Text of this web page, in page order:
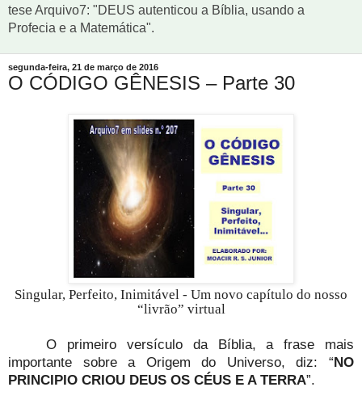
tese Arquivo7: "DEUS autenticou a Bíblia, usando a
Profecia e a Matemática".
segunda-feira, 21 de março de 2016
O CÓDIGO GÊNESIS – Parte 30
Singular, Perfeito, Inimitável - Um novo capítulo do nosso
“livrão” virtual
O primeiro versículo da Bíblia, a frase mais
importante sobre a Origem do Universo, diz: “NO
PRINCIPIO CRIOU DEUS OS CÉUS E A TERRA”.